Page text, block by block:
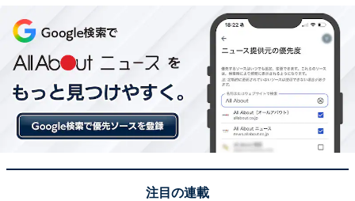
View this post on Instagram
注目の連載